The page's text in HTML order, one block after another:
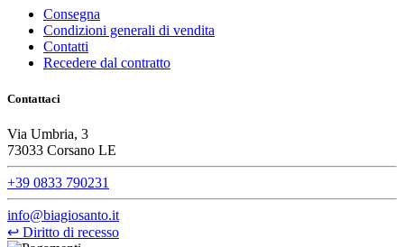
Consegna
Condizioni generali di vendita
Contatti
Recedere dal contratto
Contattaci
Via Umbria, 3
73033 Corsano LE
+39 0833 790231
info@biagiosanto.it
↩ Diritto di recesso